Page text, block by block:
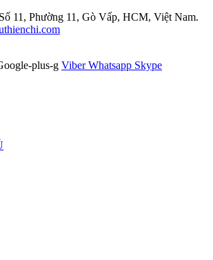
11, Phường 11, Gò Vấp, HCM, Việt Nam.
plus-g Viber Whatsapp Skype